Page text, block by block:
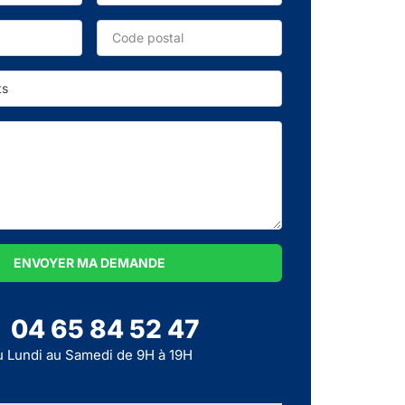
ENVOYER MA DEMANDE
04 65 84 52 47
Lundi au Samedi de 9H à 19H